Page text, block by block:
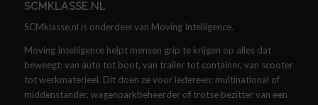
SCMKLASSE.NL
SCMklasse.nl is onderdeel van Moving Intelligence.
Moving Intelligence helpt mensen grip te krijgen op alles dat
beweegt: van auto tot boot, van trailer tot container, van scooter
tot werkmaterieel. Dit doen ze voor iedereen: multinational of
middenstander, wagenparkbeheerder of trotse bezitter van een